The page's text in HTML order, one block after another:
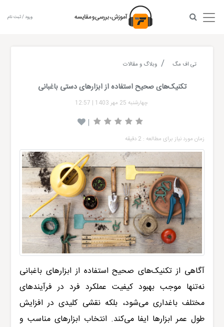
ورود / ثبت نام
تی اف مگ وبلاگ و مقالات
تکنیک‌های صحیح استفاده از ابزارهای دستی باغبانی
چهارشنبه 25 مهر 1403 |
12:57
|
زمان مورد نیاز برای مطالعه : 2 دقیقه
آگاهی از تکنیک‌های صحیح استفاده از ابزارهای باغبانی
نه‌تنها موجب بهبود کیفیت عملکرد فرد در فرآیندهای
مختلف باغداری می‌شود، بلکه نقشی کلیدی در افزایش
طول عمر ابزارها ایفا می‌کند. انتخاب ابزارهای مناسب و